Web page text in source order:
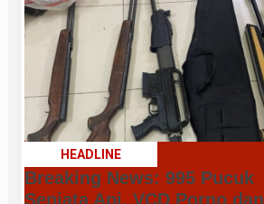
HEADLINE
Breaking News: 995 Pucuk
Senjata Api, VCD Porno dan